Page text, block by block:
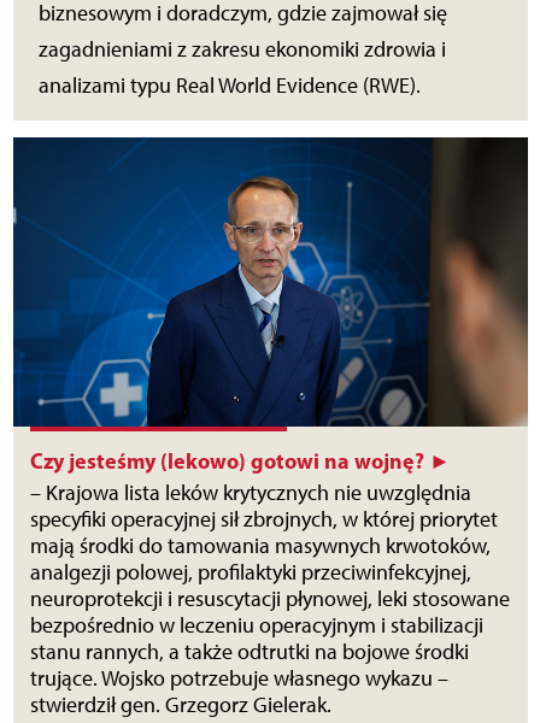
biznesowym i doradczym, gdzie zajmował się
zagadnieniami z zakresu ekonomiki zdrowia i
analizami typu Real World Evidence (RWE).
Czy jesteśmy (lekowo) gotowi na wojnę? ►
– Krajowa lista leków krytycznych nie uwzględnia
specyfiki operacyjnej sił zbrojnych, w której priorytet
mają środki do tamowania masywnych krwotoków,
analgezji polowej, profilaktyki przeciwinfekcyjnej,
neuroprotekcji i resuscytacji płynowej, leki stosowane
bezpośrednio w leczeniu operacyjnym i stabilizacji
stanu rannych, a także odtrutki na bojowe środki
trujące. Wojsko potrzebuje własnego wykazu –
stwierdził gen. Grzegorz Gielerak.